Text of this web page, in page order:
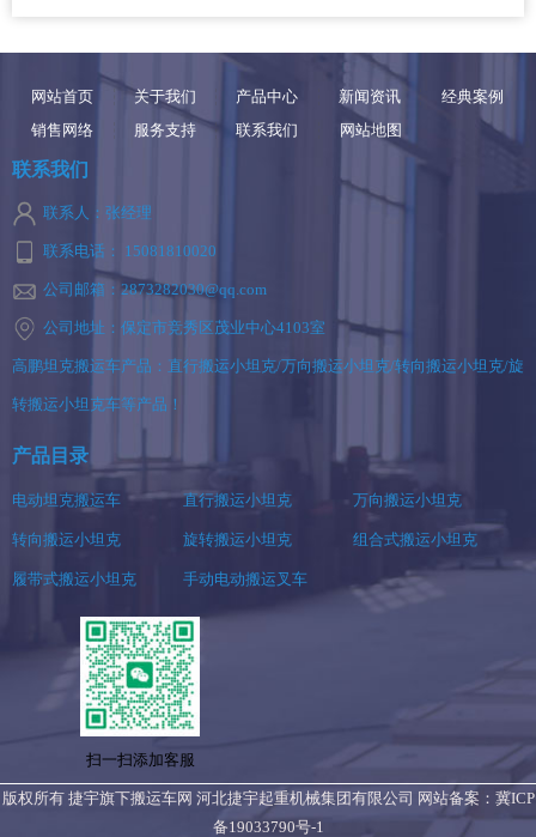
网站首页 关于我们 产品中心 新闻资讯
经典案例
销售网络
服务支持 联系我们 网站地图
联系我们
联系人：张经理
联系电话： 15081810020
公司邮箱：2873282030@qq.com
公司地址：保定市竞秀区茂业中心4103室
高鹏坦克搬运车产品：直行搬运小坦克/万向搬运小坦克/转向搬运小坦克/旋
转搬运小坦克车等产品！
产品目录
电动坦克搬运车 直行搬运小坦克 万向搬运小坦克
转向搬运小坦克 旋转搬运小坦克 组合式搬运小坦克
履带式搬运小坦克 手动电动搬运叉车
扫一扫添加客服
版权所有 捷宇旗下搬运车网 河北捷宇起重机械集团有限公司 网站备案： 冀ICP
备19033790号-1